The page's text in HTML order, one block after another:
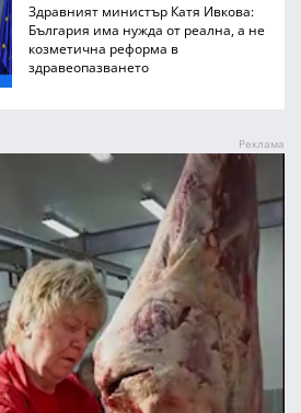
Здравният министър Катя Ивкова:
България има нужда от реална, а не
козметична реформа в
здравеопазването